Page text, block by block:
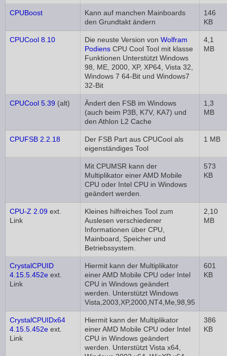
CPUBoost
Kann auf manchen Mainboards
den Grundtakt ändern
146
KB
CPUCool 8.10 Die neuste Version von Wolfram
Podiens CPU Cool Tool mit klasse
Funktionen Unterstützt Windows
98, ME, 2000, XP, XP64, Vista 32,
Windows 7 64-Bit und Windows7
32-Bit
4,1
MB
CPUCool 5.39 (alt)
Ändert den FSB im Windows
(auch beim P3B, K7V, KA7) und
den Athlon L2 Cache
1,3
MB
CPUFSB 2.2.18
Der FSB Part aus CPUCool als
eigenständiges Tool
1 MB
Mit CPUMSR kann der
Multiplikator einer AMD Mobile
CPU oder Intel CPU in Windows
geändert werden.
573
KB
CPU-Z 2.09 ext.
Link
Kleines hilfreiches Tool zum
Auslesen verschiedener
Informationen über CPU,
Mainboard, Speicher und
Betriebssystem.
2,10
MB
CrystalCPUID
4.15.5.452e ext.
Link
Hiermit kann der Multiplikator
einer AMD Mobile CPU oder Intel
CPU in Windows geändert
werden. Unterstützt Windows
Vista,2003,XP,2000,NT4,Me,98,95
601
KB
CrystalCPUIDx64
4.15.5.452e ext.
Link
Hiermit kann der Multiplikator
einer AMD Mobile CPU oder Intel
CPU in Windows geändert
werden. Unterstützt Vista x64,
386
KB